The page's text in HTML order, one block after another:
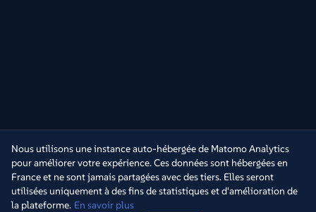
Nous utilisons une instance auto-hébergée de Matomo Analytics
pour améliorer votre expérience. Ces données sont hébergées en
France et ne sont jamais partagées avec des tiers. Elles seront
utilisées uniquement à des fins de statistiques et d'amélioration de
la plateforme. En savoir plus